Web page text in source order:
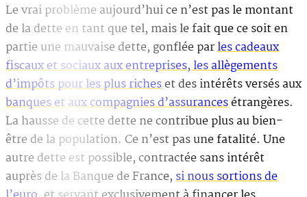
Le vrai problème aujourd’hui ce n’est pas le montant
de la dette en tant que tel, mais le fait que ce soit en
partie une mauvaise dette, gonflée parles cadeaux
fiscaux et sociaux aux entreprises, les allègements
d’impôts pour les plus richeset des intérêts versés aux
banques et aux compagnies d’assurancesétrangères.
La hausse de cette dette ne contribue plus au bien-
être de la population. Ce n’est pas une fatalité. Une
autre dette est possible, contractée sans intérêt
auprès de la Banque de France,si nous sortions de